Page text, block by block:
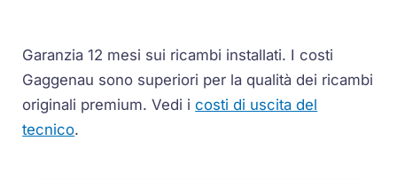
Garanzia 12 mesi sui ricambi installati. I costi
Gaggenau sono superiori per la qualità dei ricambi
originali premium. Vedi icosti di uscita del
tecnico.